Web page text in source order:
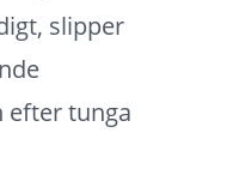
slipper
efter tunga